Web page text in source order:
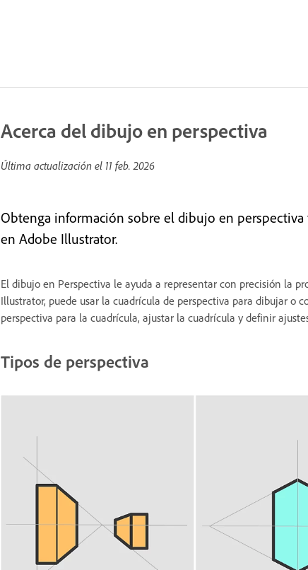
Acerca del dibujo en perspectiva
Última actualización el 11 feb. 2026
Obtenga información sobre el dibujo en
en Adobe Illustrator.
El dibujo en Perspectiva le ayuda a representar con precisión la
Illustrator, puede usar la cuadrícula de perspectiva para dibujar o
perspectiva para la cuadrícula, ajustar la cuadrícula y definir
Tipos de perspectiva